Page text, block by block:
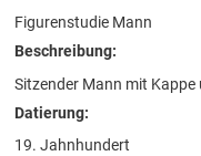
Figurenstudie Mann
Beschreibung:
Sitzender Mann mit Kappe
Datierung:
19. Jahnhundert